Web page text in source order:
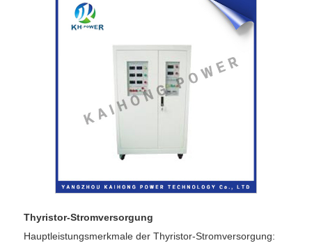
Thyristor-Stromversorgung
Hauptleistungsmerkmale der Thyristor-Stromversorgung: